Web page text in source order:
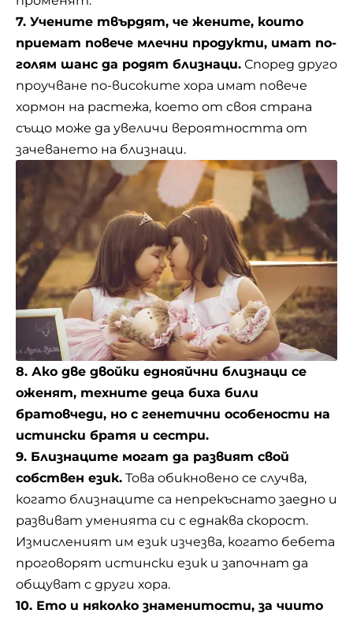
7. Учените твърдят, че жените, които
приемат повече млечни продукти, имат по-
голям шанс да родят близнаци. Според друго
проучване по-високите хора имат повече
хормон на растежа, което от своя страна
също може да увеличи вероятността от
зачеването на близнаци.
8. Ако две двойки еднояйчни близнаци се
оженят, техните деца биха били
братовчеди, но с генетични особености на
истински братя и сестри.
9. Близнаците могат да развият свой
собствен език. Това обикновено се случва,
когато близнаците са непрекъснато заедно и
развиват уменията си с еднаква скорост.
Измисленият им език изчезва, когато бебета
проговорят истински език и започнат да
общуват с други хора.
10. Ето и няколко знаменитости, за чиито